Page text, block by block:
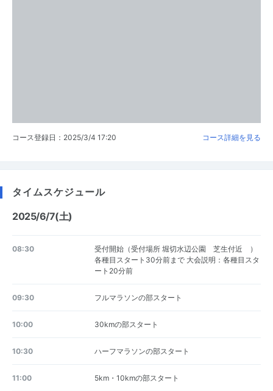
コース登録日：2025/3/4 17:20 コース詳細を見る
タイムスケジュール
2025/6/7(土)
08:30
受付開始（受付場所 堀切水辺公園 芝生付近 ）
各種目スタート30分前まで 大会説明：各種目スタ
ート20分前
09:30 フルマラソンの部スタート
10:00 30kmの部スタート
10:30 ハーフマラソンの部スタート
11:00 5km・10kmの部スタート